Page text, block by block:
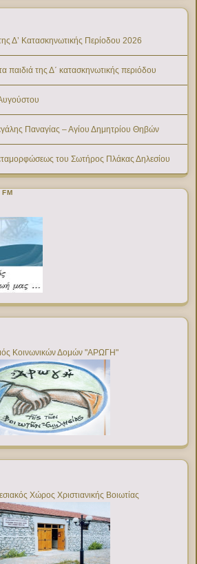
Δ’ Κατασκηνωτικής Περίοδου 2026
παιδιά της Δ΄ κατασκηνωτικής περιόδου
Παναγίας – Αγίου Δημητρίου Θηβών
του Σωτήρος Πλάκας Δηλεσίου
Κοινωνικών Δομών "ΑΡΩΓΗ"
Χώρος Χριστιανικής Βοιωτίας